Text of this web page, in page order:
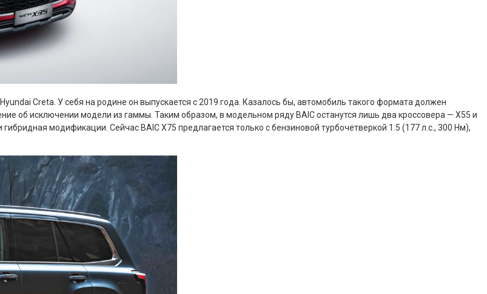
Creta. У себя на родине он выпускается с 2019 года. Казалось бы, автомобиль такого формата должен
об исключении модели из гаммы. Таким образом, в модельном ряду BAIC останутся лишь два кроссовера — X55 и
модификации. Сейчас BAIC X75 предлагается только с бензиновой турбочетверкой 1.5 (177 л.с., 300 Нм),